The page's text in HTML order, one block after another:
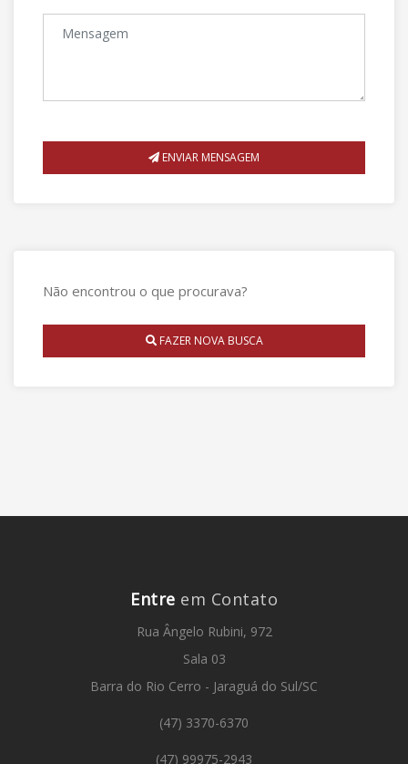
ENVIAR MENSAGEM
Não encontrou o que procurava?
FAZER NOVA BUSCA
Entre em Contato
Rua Ângelo Rubini, 972
Sala 03
Barra do Rio Cerro - Jaraguá do Sul/SC
(47) 3370-6370
(47) 99975-2943